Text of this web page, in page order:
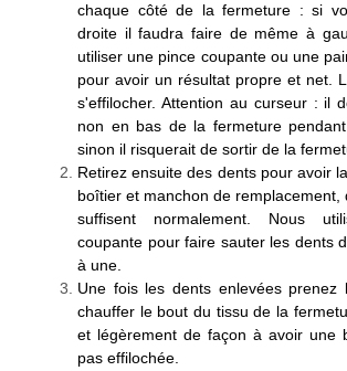
chaque côté de la fermeture : si
droite il faudra faire de même à
utiliser une pince coupante ou une
pour avoir un résultat propre et net.
s'effilocher. Attention au curseur : il
non en bas de la fermeture
sinon il risquerait de sortir de la
Retirez ensuite des dents pour avoir
boîtier et manchon de remplacement,
suffisent normalement. Nous
coupante pour faire sauter les dents
à une.
Une fois les dents enlevées prenez
chauffer le bout du tissu de la
et légèrement de façon à avoir une
pas effilochée.